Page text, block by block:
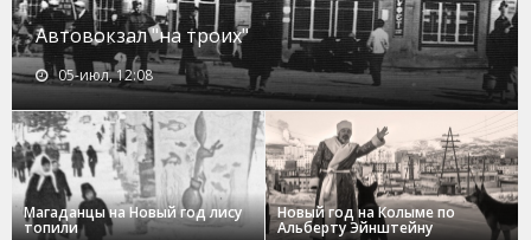
Автовокзал "на троих"
05-июл, 12:08
Магаданцы на Новый год лису
топили
Новый год на Колыме по
Альберту Эйнштейну